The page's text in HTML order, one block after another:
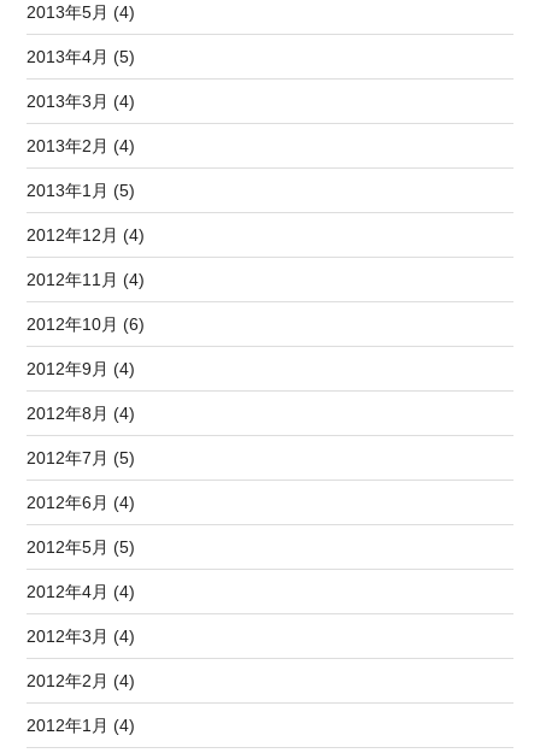
2013年5月 (4)
2013年4月 (5)
2013年3月 (4)
2013年2月 (4)
2013年1月 (5)
2012年12月 (4)
2012年11月 (4)
2012年10月 (6)
2012年9月 (4)
2012年8月 (4)
2012年7月 (5)
2012年6月 (4)
2012年5月 (5)
2012年4月 (4)
2012年3月 (4)
2012年2月 (4)
2012年1月 (4)